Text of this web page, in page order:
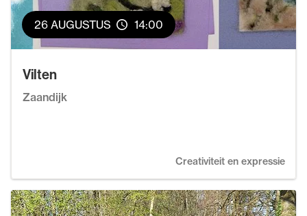
26 AUGUSTUS 14:00
Vilten
Zaandijk
Creativiteit en expressie